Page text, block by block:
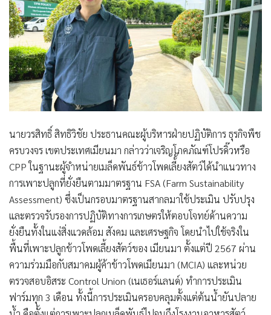
นายวรสิทธิ์ สิทธิวิชัย ประธานคณะผู้บริหารฝ่ายปฏิบัติการ ธุรกิจพืช
ครบวงจร เขตประเทศเมียนมา กล่าวว่าเจริญโภคภัณฑ์โปรดิ๊วหรือ
CPP ในฐานะผู้จำหน่ายเมล็ดพันธ์ข้าวโพดเลี้้ยงสัตว์ได้นำแนวทาง
การเพาะปลูกที่ยั่งยืนตามมาตรฐาน FSA (Farm Sustainability
Assessment) ซึ่งเป็นกรอบมาตรฐานสากลมาใช้ประเมิน ปรับปรุง
และตรวจรับรองการปฏิบัติทางการเกษตรให้ตอบโจทย์ด้านความ
ยั่งยืนทั้งในแง่สิ่งแวดล้อม สังคม และเศรษฐกิจ โดยนำไปใช้จริงใน
พื้นที่เพาะปลูกข้าวโพดเลี้ยงสัตว์ของ เมียนมา ตั้งแต่ปี 2567 ผ่าน
ความร่วมมือกับสมาคมผู้ค้าข้าวโพดเมียนมา (MCIA) และหน่วย
ตรวจสอบอิสระ Control Union (เนเธอร์แลนด์) ทำการประเมิน
ฟาร์มทุก 3 เดือน ทั้งนี้การประเมินครอบคลุมตั้งแต่ต้นน้ำยันปลาย